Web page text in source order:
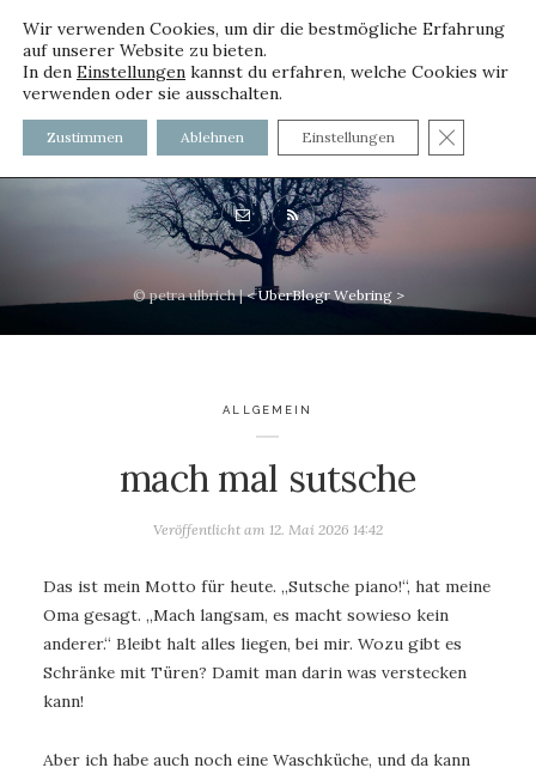
voller worte - mit und ohne
Innenfutter
© petra ulbrich |< UberBlogr Webring >
ALLGEMEIN
mach mal sutsche
Veröffentlicht am 12. Mai 2026 14:42
Das ist mein Motto für heute. „Sutsche piano!“, hat meine
Oma gesagt. „Mach langsam, es macht sowieso kein
anderer.“ Bleibt halt alles liegen, bei mir. Wozu gibt es
Schränke mit Türen? Damit man darin was verstecken
kann!
Aber ich habe auch noch eine Waschküche, und da kann
Wir verwenden Cookies, um dir die bestmögliche Erfahrung
auf unserer Website zu bieten.
In den Einstellungen kannst du erfahren, welche Cookies wir
verwenden oder sie ausschalten.
Zustimmen Ablehnen Einstellungen GDPR